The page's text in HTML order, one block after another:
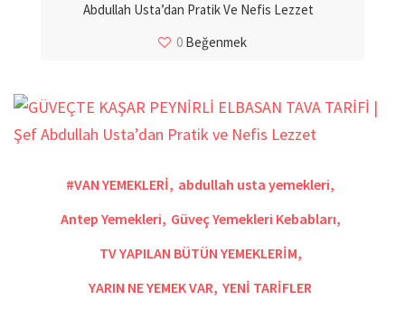
Abdullah Usta’dan Pratik Ve Nefis Lezzet
0 Beğenmek
#VAN YEMEKLERİ, abdullah usta yemekleri,
Antep Yemekleri, Güveç Yemekleri Kebabları,
TV YAPILAN BÜTÜN YEMEKLERİM,
YARIN NE YEMEK VAR, YENİ TARİFLER